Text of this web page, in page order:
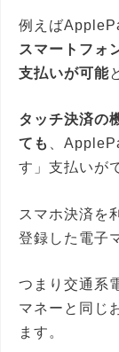
例えば
スマートフォ
支払いが可能
タッチ決済の
ても
、
す」支払いが
スマホ決済を
登録した電子
つまり交通系
マネーと同じ
ます。